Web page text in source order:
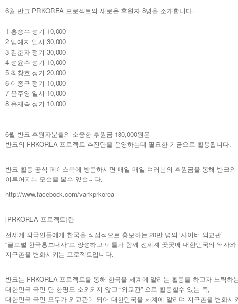
6월 반크 PRKOREA 프로젝트의 새로운 후원자 8명을 소개합니다.
1 홍승수 정기 10,000
2 임예지 일시 30,000
3 김춘자 정기 30,000
4 정윤주 정기 10,000
5 최창호 정기 20,000
6 이종구 정기 10,000
7 윤주영 일시 10,000
8 유재숙 정기 10,000
6월 반크 후원자분들의 소중한 후원금 130,000원은
반크의 PRKOREA 프로젝트 추진단을 운영하는데 필요한 기금으로 활용됩니다.
반크 활동 공식 페이스북에 방문하시면 매일 매일 여러분의 후원금을 통해 반크의
이루어지는 모습을 볼수 있습니다.
http://www.facebook.com/vankprkorea
[PRKOREA 프로젝트]란
전세계 외국인들에게 한국을 직접적으로 홍보하는 20만 명의 ‘사이버 외교관’
“글로벌 한국홍보대사”로 양성하고 이들과 함께 전세계 곳곳에 대한민국의 역사
지구촌을 변화시키는 프로젝트입니다.
반크는 PRKOREA 프로젝트를 통해 한국을 세계에 알리는 활동을 하고자 노력하
대한민국 국민 단 한명도 소외되지 않고 “외교관” 으로 활동할수 있는 즉,
대한민국 국민 모두가 외교관이 되어 대한민국을 세계에 알리며 지구촌을 변화시